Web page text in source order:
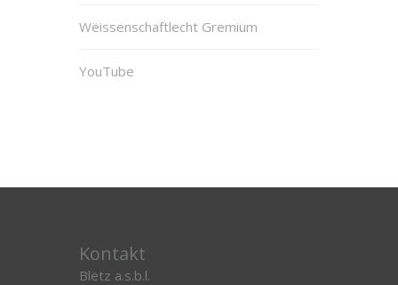
Wëissenschaftlecht Gremium
YouTube
Kontakt
Blëtz a.s.b.l.